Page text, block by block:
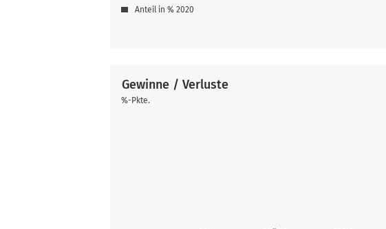
Anteil in % 2020
%-Pkte.
Gewinne / Verluste